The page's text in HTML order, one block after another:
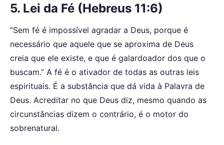
5. Lei da Fé (Hebreus 11:6)
“Sem fé é impossível agradar a Deus, porque é
necessário que aquele que se aproxima de Deus
creia que ele existe, e que é galardoador dos que o
buscam.” A fé é o ativador de todas as outras leis
espirituais. É a substância que dá vida à Palavra de
Deus. Acreditar no que Deus diz, mesmo quando as
circunstâncias dizem o contrário, é o motor do
sobrenatural.